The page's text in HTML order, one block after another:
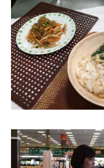
会社について
採用について
Instagram